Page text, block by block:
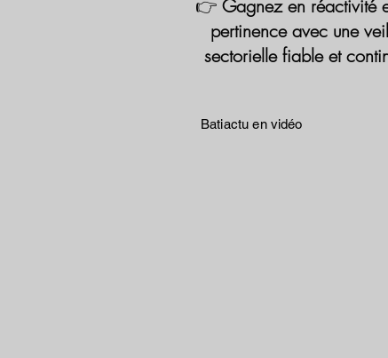
👉 Gagnez en réactivité
pertinence avec une
sectorielle fiable et
Batiactu en vidéo